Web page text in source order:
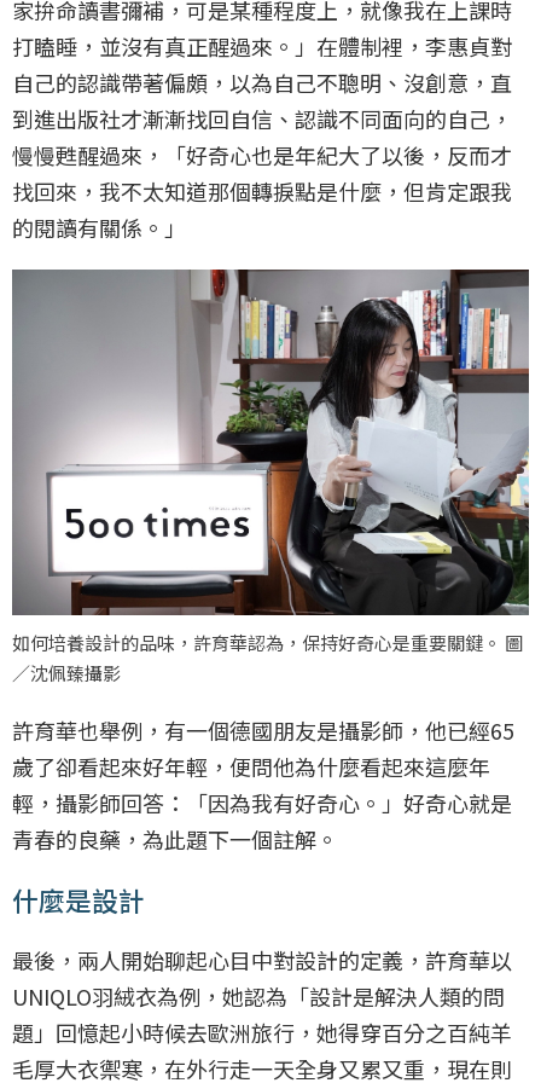
家拚命讀書彌補，可是某種程度上，就像我在上課時
打瞌睡，並沒有真正醒過來。」在體制裡，李惠貞對
自己的認識帶著偏頗，以為自己不聰明、沒創意，直
到進出版社才漸漸找回自信、認識不同面向的自己，
慢慢甦醒過來，「好奇心也是年紀大了以後，反而才
找回來，我不太知道那個轉捩點是什麼，但肯定跟我
的閱讀有關係。」
如何培養設計的品味，許育華認為，保持好奇心是重要關鍵。 圖
／沈佩臻攝影
許育華也舉例，有一個德國朋友是攝影師，他已經65
歲了卻看起來好年輕，便問他為什麼看起來這麼年
輕，攝影師回答：「因為我有好奇心。」好奇心就是
青春的良藥，為此題下一個註解。
什麼是設計
最後，兩人開始聊起心目中對設計的定義，許育華以
UNIQLO羽絨衣為例，她認為「設計是解決人類的問
題」回憶起小時候去歐洲旅行，她得穿百分之百純羊
毛厚大衣禦寒，在外行走一天全身又累又重，現在則